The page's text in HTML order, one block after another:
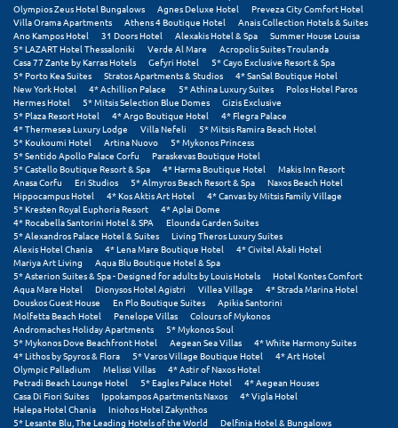
Χερσόνησος
Χερσόνησος Άθως
Χίος
Χράνοι Μεσσηνίας
Ψ
Ψαθόπυργος
Olympios Zeus Hotel Bungalows
Agnes Deluxe Hotel
Preveza City Comfort Hotel
Villa Orama Apartments
Athens 4 Boutique Hotel
Anais Collection Hotels & Suites
Ano Kampos Hotel
31 Doors Hotel Alexakis Hotel & Spa
Summer House Louisa
5* LAZART Hotel Thessaloniki
Verde Al Mare
Acropolis Suites Troulanda
Casa 77 Zante by Karras Hotels
Gefyri Hotel
5* Cayo Exclusive Resort & Spa
5* Porto Kea Suites
Stratos Apartments & Studios
4* SanSal Boutique Hotel
New York Hotel
4* Achillion Palace 5* Athina Luxury Suites
Polos Hotel Paros
Hermes Hotel
5* Mitsis Selection Blue Domes
Gizis Exclusive
5* Plaza Resort Hotel
4* Argo Boutique Hotel
4* Flegra Palace
4* Thermesea Luxury Lodge
Villa Nefeli
5* Mitsis Ramira Beach Hotel
5* Koukoumi Hotel
Artina Nuovo
5* Mykonos Princess
5* Sentido Apollo Palace Corfu
Paraskevas Boutique Hotel
5* Castello Boutique Resort & Spa
4* Harma Boutique Hotel
Makis Inn Resort
Anasa Corfu
Eri Studios 5* Almyros Beach Resort & Spa
Naxos Beach Hotel
Hippocampus Hotel
4* Kos Aktis Art Hotel
4* Canvas by Mitsis Family Village
5* Kresten Royal Euphoria Resort
4* Aplai Dome
4* Rocabella Santorini Hotel & SPA
Elounda Garden Suites
5* Alexandros Palace Hotel & Suites
Living Theros Luxury Suites
Alexis Hotel Chania
4* Lena Mare Boutique Hotel
4* Civitel Akali Hotel
Mariya Art Living
Aqua Blu Boutique Hotel & Spa
5* Asterion Suites & Spa - Designed for adults by Louis Hotels
Hotel Kontes Comfort
Aqua Mare Hotel
Dionysos Hotel Agistri Villea Village
4* Strada Marina Hotel
Douskos Guest House
En Plo Boutique Suites
Apikia Santorini
Molfetta Beach Hotel
Penelope Villas
Colours of Mykonos
Andromaches Holiday Apartments
5* Mykonos Soul
5* Mykonos Dove Beachfront Hotel
Aegean Sea Villas
4* White Harmony Suites
4* Lithos by Spyros & Flora
5* Varos Village Boutique Hotel
4* Art Hotel
Olympic Palladium
Melissi Villas
4* Astir of Naxos Hotel
Petradi Beach Lounge Hotel
5* Eagles Palace Hotel
4* Aegean Houses
Casa Di Fiori Suites
Ippokampos Apartments Naxos
4* Vigla Hotel
Halepa Hotel Chania
Iniohos Hotel Zakynthos
5* Lesante Blu, The Leading Hotels of the World
Delfinia Hotel & Bungalows